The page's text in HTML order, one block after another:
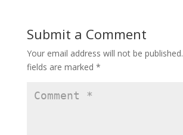
Submit a Comment
Your email address will not be published.
fields are marked *